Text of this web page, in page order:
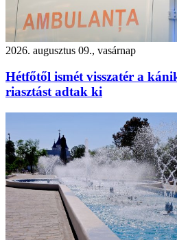
2026. augusztus 09., vasárnap
Hétfőtől ismét visszatér a
riasztást adtak ki